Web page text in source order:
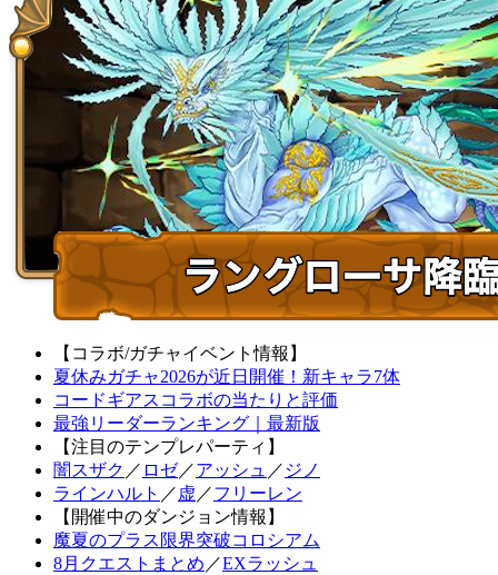
【コラボ/ガチャイベント情報】
夏休みガチャ2026が近日開催！新キャラ7体
コードギアスコラボの当たりと評価
最強リーダーランキング｜最新版
【注目のテンプレパーティ】
闇スザク ／ ロゼ／アッシュ ／ ジノ
ラインハルト ／ 虚 ／フリーレン
【開催中のダンジョン情報】
魔夏のプラス限界突破コロシアム
8月クエストまとめ ／EXラッシュ